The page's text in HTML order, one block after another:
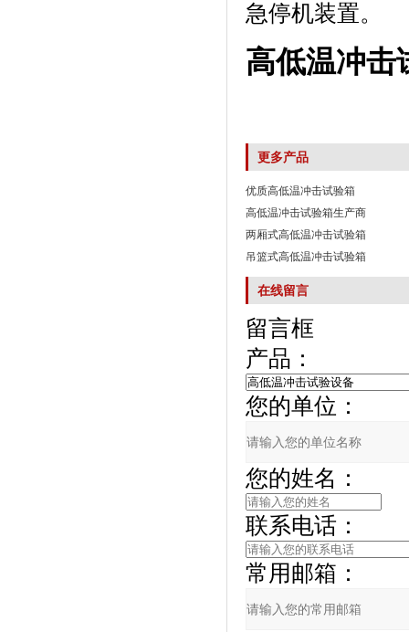
急停机装置。
高低温冲击
更多产品
优质高低温冲击试验箱
高低温冲击试验箱生产商
两厢式高低温冲击试验箱
吊篮式高低温冲击试验箱
在线留言
留言框
产品：
您的单位：
您的姓名：
联系电话：
常用邮箱：